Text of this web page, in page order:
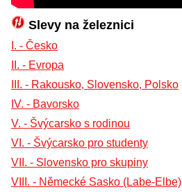
Slevy na železnici
I. - Česko
II. - Evropa
III. - Rakousko, Slovensko, Polsko
IV. - Bavorsko
V. - Švýcarsko s rodinou
VI. - Švýcarsko pro studenty
VII. - Slovensko pro skupiny
VIII. - Německé Sasko (Labe-Elbe)